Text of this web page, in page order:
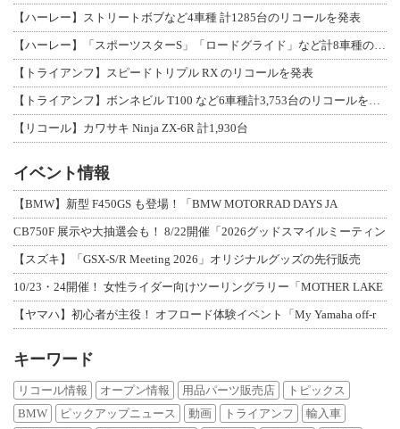
【ハーレー】ストリートボブなど4車種 計1285台のリコールを発表
【ハーレー】「スポーツスターS」「ロードグライド」など計8車種のリコールを発表
【トライアンフ】スピードトリプル RX のリコールを発表
【トライアンフ】ボンネビル T100 など6車種計3,753台のリコールを発表
【リコール】カワサキ Ninja ZX-6R 計1,930台
イベント情報
【BMW】新型 F450GS も登場！「BMW MOTORRAD DAYS JA
CB750F 展示や大抽選会も！ 8/22開催「2026グッドスマイルミーティン
【スズキ】「GSX-S/R Meeting 2026」オリジナルグッズの先行販売
10/23・24開催！ 女性ライダー向けツーリングラリー「MOTHER LAKE
【ヤマハ】初心者が主役！ オフロード体験イベント「My Yamaha off-r
キーワード
リコール情報 オープン情報 用品パーツ販売店
トピックス
BMW
ピックアップニュース 動画 トライアンフ
輸入車